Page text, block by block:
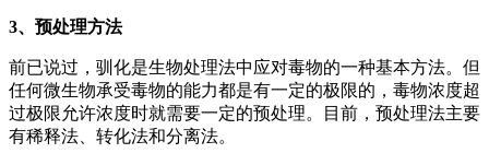
3、预处理方法
前已说过，驯化是生物处理法中应对毒物的一种基本方法。但
任何微生物承受毒物的能力都是有一定的极限的，毒物浓度超
过极限允许浓度时就需要一定的预处理。目前，预处理法主要
有稀释法、转化法和分离法。